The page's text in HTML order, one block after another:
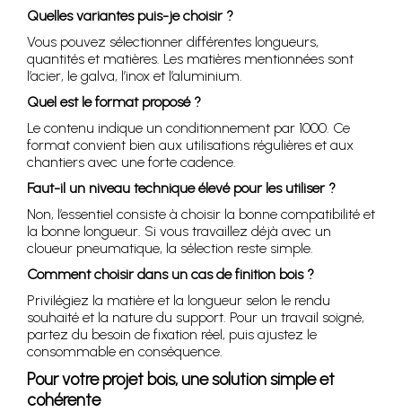
Quelles variantes puis-je choisir ?
Vous pouvez sélectionner différentes longueurs,
quantités et matières. Les matières mentionnées sont
l’acier, le galva, l’inox et l’aluminium.
Quel est le format proposé ?
Le contenu indique un conditionnement par 1000. Ce
format convient bien aux utilisations régulières et aux
chantiers avec une forte cadence.
Faut-il un niveau technique élevé pour les utiliser ?
Non, l’essentiel consiste à choisir la bonne compatibilité et
la bonne longueur. Si vous travaillez déjà avec un
cloueur pneumatique, la sélection reste simple.
Comment choisir dans un cas de finition bois ?
Privilégiez la matière et la longueur selon le rendu
souhaité et la nature du support. Pour un travail soigné,
partez du besoin de fixation réel, puis ajustez le
consommable en conséquence.
Pour votre projet bois, une solution simple et
cohérente